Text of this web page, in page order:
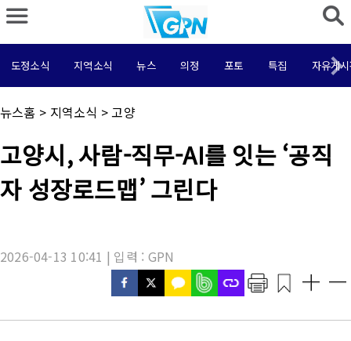
도정소식 지역소식 뉴스 의정 포토 특집 자유게
채
널
뉴스홈 > 지역소식 >고양
기
사
목
:
고양시, 사람-직무-AI를 잇는 ‘공직
자 성장로드맵’ 그린다
2026-04-13 10:41 | 입력 : GPN